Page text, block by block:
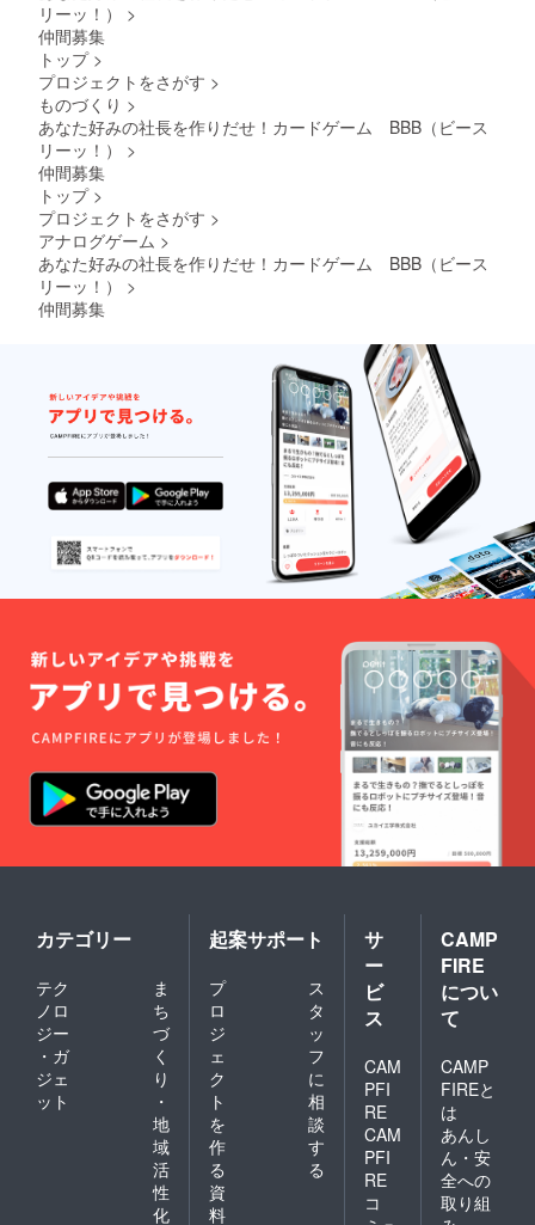
リーッ！）
>
仲間募集
トップ >
プロジェクトをさがす >
ものづくり >
あなた好みの社長を作りだせ！カードゲーム BBB（ビース
リーッ！）
>
仲間募集
トップ >
プロジェクトをさがす >
アナログゲーム >
あなた好みの社長を作りだせ！カードゲーム BBB（ビース
リーッ！）
>
仲間募集
カテゴリー
テク
ノロ
ジー
・ガ
ジェ
ット
ま
ち
づ
く
り
・
地
域
活
性
化
起案サポート
プ
ロ
ジ
ェ
ク
ト
を
作
る
ス
タ
ッ
フ
に
相
談
す
る
資
料
サ
ー
ビ
ス
CAM
PFI
RE
CAM
PFI
RE
コ
CAMP
FIRE
につい
て
CAMP
FIREと
は
あんし
ん・安
全への
取り組